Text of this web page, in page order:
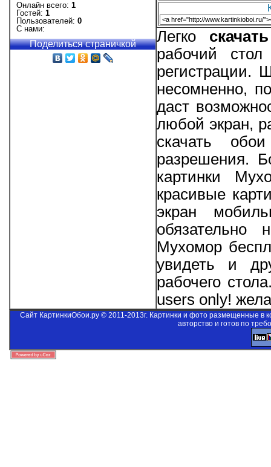
Онлайн всего: 1
Гостей: 1
Пользователей: 0
С нами:
Поделиться страничкой Легко
рабочий
регистрации.
несомненно,
даст
любой экран,
скачать
разрешения.
картинки
красивые
экран
Мухомор
увидеть и
рабочего
users only!
Сайт КартинкиОбои.ру © 2011-2013г. Картинки и фото размещенные в
авторство и готов по